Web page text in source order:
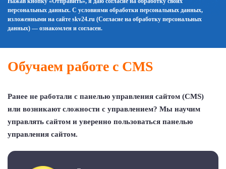
персональных данных. С условиями обработки персональных данных,
изложенными на сайте skv24.ru (Согласие на обработку персональных
данных) — ознакомлен и согласен.
Обучаем работе с CMS
Ранее не работали с панелью управления сайтом (CMS)
или возникают сложности с управлением? Мы научим
управлять сайтом и уверенно пользоваться панелью
управления сайтом.